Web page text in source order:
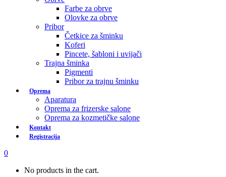
Farbe za obrve
Olovke za obrve
Pribor
Četkice za šminku
Koferi
Pincete, šabloni i uvijači
Trajna šminka
Pigmenti
Pribor za trajnu šminku
Oprema
Aparatura
Oprema za frizerske salone
Oprema za kozmetičke salone
Kontakt
Registracija
0
No products in the cart.